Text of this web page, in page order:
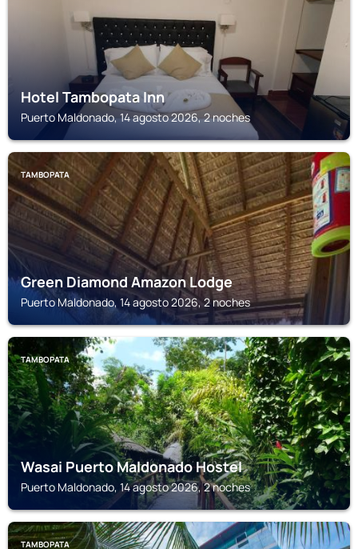
Hotel Tambopata Inn
Puerto Maldonado, 14 agosto 2026, 2 noches
TAMBOPATA
Green Diamond Amazon Lodge
Puerto Maldonado, 14 agosto 2026, 2 noches
TAMBOPATA
Wasai Puerto Maldonado Hostel
Puerto Maldonado, 14 agosto 2026, 2 noches
TAMBOPATA